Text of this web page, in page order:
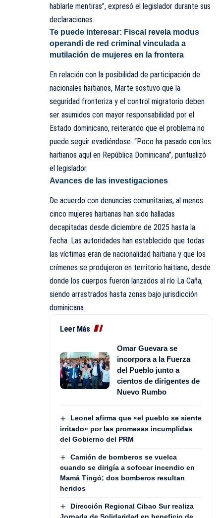
hablarle mentiras”, expresó el legislador durante sus
declaraciones.
Te puede interesar: Fiscal revela modus
operandi de red criminal vinculada a
mutilación de mujeres en la frontera
En relación con la posibilidad de participación de
nacionales haitianos, Marte sostuvo que la
seguridad fronteriza y el control migratorio deben
ser asumidos con mayor responsabilidad por el
Estado dominicano, reiterando que el problema no
puede seguir evadiéndose. “Poco ha pasado con los
haitianos aquí en República Dominicana”, puntualizó
el legislador.
Avances de las investigaciones
De acuerdo con denuncias comunitarias, al menos
cinco mujeres haitianas han sido halladas
decapitadas desde diciembre de 2025 hasta la
fecha. Las autoridades han establecido que todas
las víctimas eran de nacionalidad haitiana y que los
crímenes se produjeron en territorio haitiano, desde
donde los cuerpos fueron lanzados al río La Caña,
siendo arrastrados hasta zonas bajo jurisdicción
dominicana.
Leer Más
Omar Guevara se
incorpora a la Fuerza
del Pueblo junto a
cientos de dirigentes de
Nuevo Rumbo
Leonel afirma que «el pueblo se siente
irritado» por las promesas incumplidas
del Gobierno del PRM
Camión de bomberos se vuelca
cuando se dirigía a sofocar incendio en
Mamá Tingó; dos bomberos resultan
heridos
Dirección Regional Cibao Sur realiza